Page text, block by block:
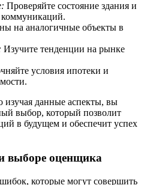
Проверяйте состояние здания и
на аналогичные объекты в
Изучите тенденции на рынке
условия ипотеки и
изучая данные аспекты, вы
выбор, который позволит
в будущем и обеспечит успех
выборе оценщика
которые могут совершить